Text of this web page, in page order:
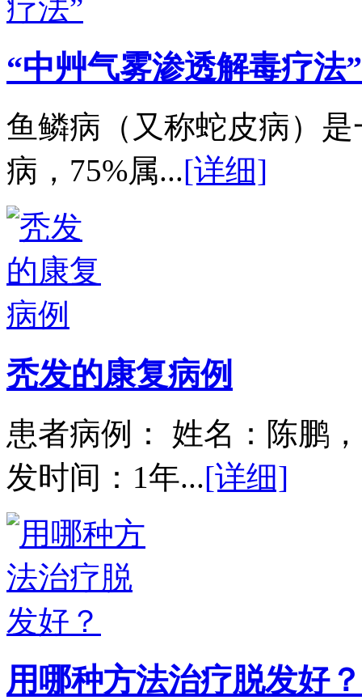
“中艸气雾渗透解毒疗法”
鱼鳞病（又称蛇皮病）
病，75%属...[详细]
秃发的康复病例
患者病例： 姓名：陈鹏
发时间：1年...[详细]
用哪种方法治疗脱发好？